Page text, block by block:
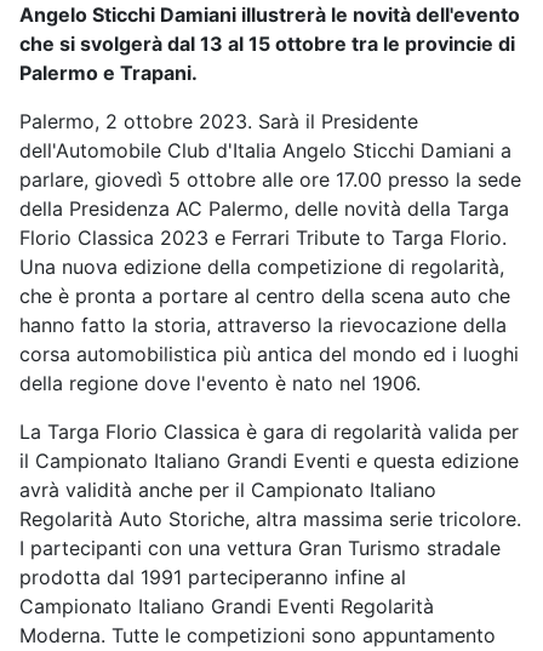
Angelo Sticchi Damiani illustrerà le novità dell'evento
che si svolgerà dal 13 al 15 ottobre tra le provincie di
Palermo e Trapani.
Palermo, 2 ottobre 2023. Sarà il Presidente
dell'Automobile Club d'Italia Angelo Sticchi Damiani a
parlare, giovedì 5 ottobre alle ore 17.00 presso la sede
della Presidenza AC Palermo, delle novità della Targa
Florio Classica 2023 e Ferrari Tribute to Targa Florio.
Una nuova edizione della competizione di regolarità,
che è pronta a portare al centro della scena auto che
hanno fatto la storia, attraverso la rievocazione della
corsa automobilistica più antica del mondo ed i luoghi
della regione dove l'evento è nato nel 1906.
La Targa Florio Classica è gara di regolarità valida per
il Campionato Italiano Grandi Eventi e questa edizione
avrà validità anche per il Campionato Italiano
Regolarità Auto Storiche, altra massima serie tricolore.
I partecipanti con una vettura Gran Turismo stradale
prodotta dal 1991 parteciperanno infine al
Campionato Italiano Grandi Eventi Regolarità
Moderna. Tutte le competizioni sono appuntamento